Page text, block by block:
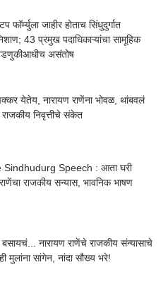
फॉर्म्युला जाहीर होताच सिंधुदुर्गात
43 प्रमुख पदाधिकाऱ्यांचा सामूहिक
असंतोष
येतेय, नारायण राणेंना भोवळ, थांबवलं
निवृत्तीचे संकेत
Speech : आता घरी
राजकीय सन्यास, भावनिक भाषण
नारायण राणेंचे राजकीय संन्यासाचे
मुलांना सांगेन, नांदा सौख्य भरे!